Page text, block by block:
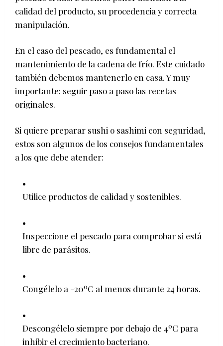
calidad del producto, su procedencia y correcta
manipulación.
En el caso del pescado, es fundamental el
mantenimiento de la cadena de frío. Este cuidado
también debemos mantenerlo en casa. Y muy
importante: seguir paso a paso las recetas
originales.
Si quiere preparar sushi o sashimi con seguridad,
estos son algunos de los consejos fundamentales
a los que debe atender:
Utilice productos de calidad y sostenibles.
Inspeccione el pescado para comprobar si está
libre de parásitos.
Congélelo a -20ºC al menos durante 24 horas.
Descongélelo siempre por debajo de 4ºC para
inhibir el crecimiento bacteriano.